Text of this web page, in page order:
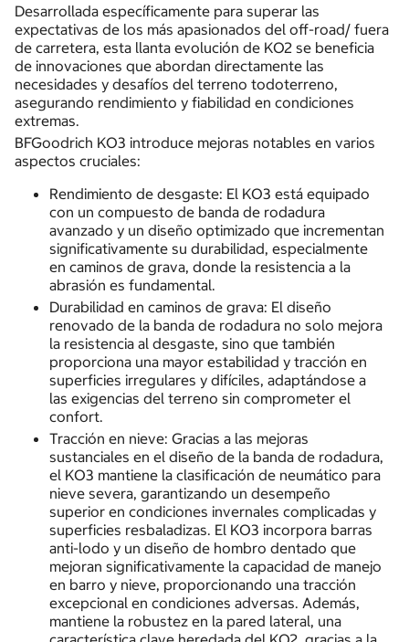
Desarrollada específicamente para superar las
expectativas de los más apasionados del off-road/ fuera
de carretera, esta llanta evolución de KO2 se beneficia
de innovaciones que abordan directamente las
necesidades y desafíos del terreno todoterreno,
asegurando rendimiento y fiabilidad en condiciones
extremas.
BFGoodrich KO3 introduce mejoras notables en varios
aspectos cruciales:
Rendimiento de desgaste: El KO3 está equipado
con un compuesto de banda de rodadura
avanzado y un diseño optimizado que incrementan
significativamente su durabilidad, especialmente
en caminos de grava, donde la resistencia a la
abrasión es fundamental.
Durabilidad en caminos de grava: El diseño
renovado de la banda de rodadura no solo mejora
la resistencia al desgaste, sino que también
proporciona una mayor estabilidad y tracción en
superficies irregulares y difíciles, adaptándose a
las exigencias del terreno sin comprometer el
confort.
Tracción en nieve: Gracias a las mejoras
sustanciales en el diseño de la banda de rodadura,
el KO3 mantiene la clasificación de neumático para
nieve severa, garantizando un desempeño
superior en condiciones invernales complicadas y
superficies resbaladizas. El KO3 incorpora barras
anti-lodo y un diseño de hombro dentado que
mejoran significativamente la capacidad de manejo
en barro y nieve, proporcionando una tracción
excepcional en condiciones adversas. Además,
mantiene la robustez en la pared lateral, una